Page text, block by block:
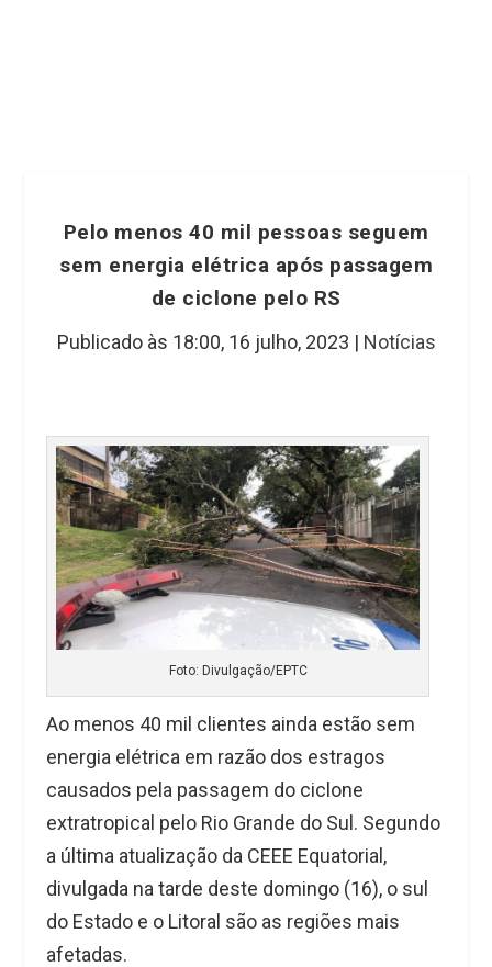
Pelo menos 40 mil pessoas seguem
sem energia elétrica após passagem
de ciclone pelo RS
Publicado às 18:00, 16 julho, 2023 | Notícias
Foto: Divulgação/EPTC
Ao menos 40 mil clientes ainda estão sem
energia elétrica em razão dos estragos
causados pela passagem do ciclone
extratropical pelo Rio Grande do Sul. Segundo
a última atualização da CEEE Equatorial,
divulgada na tarde deste domingo (16), o sul
do Estado e o Litoral são as regiões mais
afetadas.